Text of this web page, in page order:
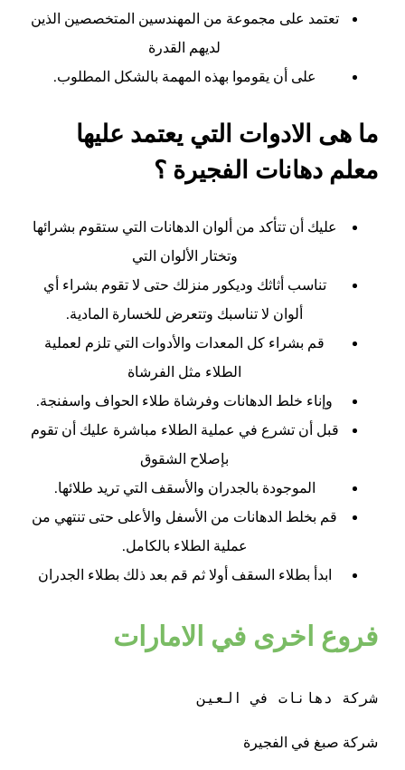
تعتمد على مجموعة من المهندسين المتخصصين الذين
لديهم القدرة
على أن يقوموا بهذه المهمة بالشكل المطلوب.
ما هى الادوات التي يعتمد عليها
معلم دهانات الفجيرة ؟
عليك أن تتأكد من ألوان الدهانات التي ستقوم بشرائها
وتختار الألوان التي
تناسب أثاثك وديكور منزلك حتى لا تقوم بشراء أي
ألوان لا تناسبك وتتعرض للخسارة المادية.
قم بشراء كل المعدات والأدوات التي تلزم لعملية
الطلاء مثل الفرشاة
وإناء خلط الدهانات وفرشاة طلاء الحواف واسفنجة.
قبل أن تشرع في عملية الطلاء مباشرة عليك أن تقوم
بإصلاح الشقوق
الموجودة بالجدران والأسقف التي تريد طلائها.
قم بخلط الدهانات من الأسفل والأعلى حتى تنتهي من
عملية الطلاء بالكامل.
ابدأ بطلاء السقف أولا ثم قم بعد ذلك بطلاء الجدران
فروع اخرى في الامارات
شركة دهانات في العين
شركة صبغ في الفجيرة